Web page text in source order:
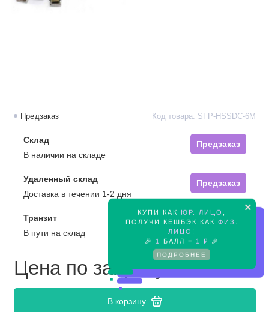
×
КУПИ КАК ЮР. ЛИЦО
ПОЛУЧИ КЕШБЭК КАК ФИЗ.
ЛИЦО !
🎉
1 БАЛЛ = 1 ₽ 🎉
ПОДРОБНЕЕ
Предзаказ Код товара: SFP-HSSDC-6M
Склад
Предзаказ
В наличии на складе
Удаленный склад
Предзаказ
Доставка в течении 1-2 дня
Транзит
Предзаказ
В пути на склад
Цена по запросу
В корзину